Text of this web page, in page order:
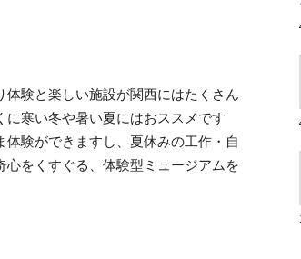
験と楽しい施設が関西にはたくさん
寒い冬や暑い夏にはおススメです
験ができますし、夏休みの工作・自
をくすぐる、体験型ミュージアムを